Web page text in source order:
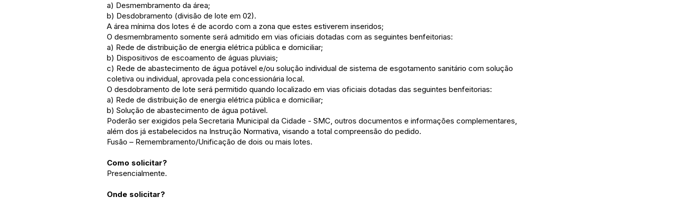
a) Desmembramento da área;
b) Desdobramento (divisão de lote em 02).
A área mínima dos lotes é de acordo com a zona que estes estiverem inseridos;
O desmembramento somente será admitido em vias oficiais dotadas com as seguintes benfeitorias:
a) Rede de distribuição de energia elétrica pública e domiciliar;
b) Dispositivos de escoamento de águas pluviais;
c) Rede de abastecimento de água potável e/ou solução individual de sistema de esgotamento sanitário com solução
coletiva ou individual, aprovada pela concessionária local.
O desdobramento de lote será permitido quando localizado em vias oficiais dotadas das seguintes benfeitorias:
a) Rede de distribuição de energia elétrica pública e domiciliar;
b) Solução de abastecimento de água potável.
Poderão ser exigidos pela Secretaria Municipal da Cidade - SMC, outros documentos e informações complementares,
além dos já estabelecidos na Instrução Normativa, visando a total compreensão do pedido.
Fusão – Remembramento/Unificação de dois ou mais lotes.
Como solicitar?
Presencialmente.
Onde solicitar?